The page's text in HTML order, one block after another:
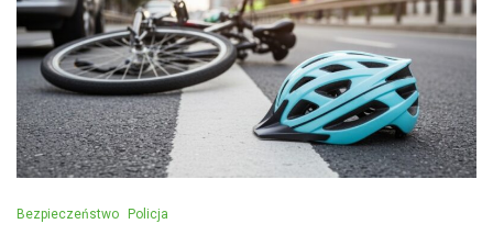
Bezpieczeństwo Policja